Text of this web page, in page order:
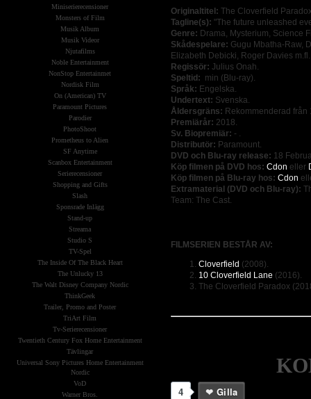
Originaltitel: The Cloverfield
Tagline(s): "The future unleashed
Genre: Drama, Mysterium, Science
Skådespelare: Gugu Mbatha-Raw,
Elizabeth Debicki, Roger Davies m.fl.
Regissör: Julius Onah.
Speltid: min (Blu-ray).
Språk: Engelska.
Undertext: Svenska.
Åldersgräns: Rekommenderad från
Premiärår: 2018.
Sv. Biopremiär: - .
Distributör: Paramount.
DVD och Blu-ray release: 18
Köp filmen på DVD hos: Cdon eller
Köp filmen på Blu-ray hos: Cdon
Extramaterial (DVD och Blu-ray):
Team: The Cast.
FILMSERIEN BESTÅR AV:
Cloverfield (2008).
10 Cloverfield Lane (2016).
The Cloverfield Paradox
4 Gilla
Miniserierecensioner
Monsters of Film
Musik Album
Musik Videor
Njutafilms
Noble Entertainment
NonStop Entertainmet
Nordisk Film
On (American) TV
Paramount Pictures
Parodier
PhotoShoot
Prometheus to Alien
SF Anytime
Scanbox Entertainment
Serierecensioner
Shopping and Gifts
Slash
Sponsrade Inlägg
Stand-up
Streama
Studio S
TV-Spel
The Inside Of The Black Heart
The Unlucky 13
The Walt Disney Company Nordic
ThinkGeek
Trailer, Promo and Poster
TriArt Film
Tv-Serierecensioner
Twentieth Century Fox Home Entertainment
Tävlingar
Universal Sony Pictures Home Entertainment
Nordic
VoD
Warner Bros.